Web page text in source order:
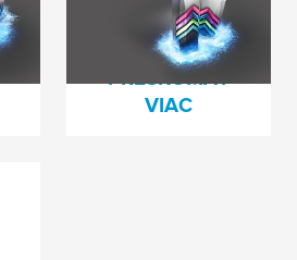
prostredníctvom
PRESKÚMAŤ
VIAC